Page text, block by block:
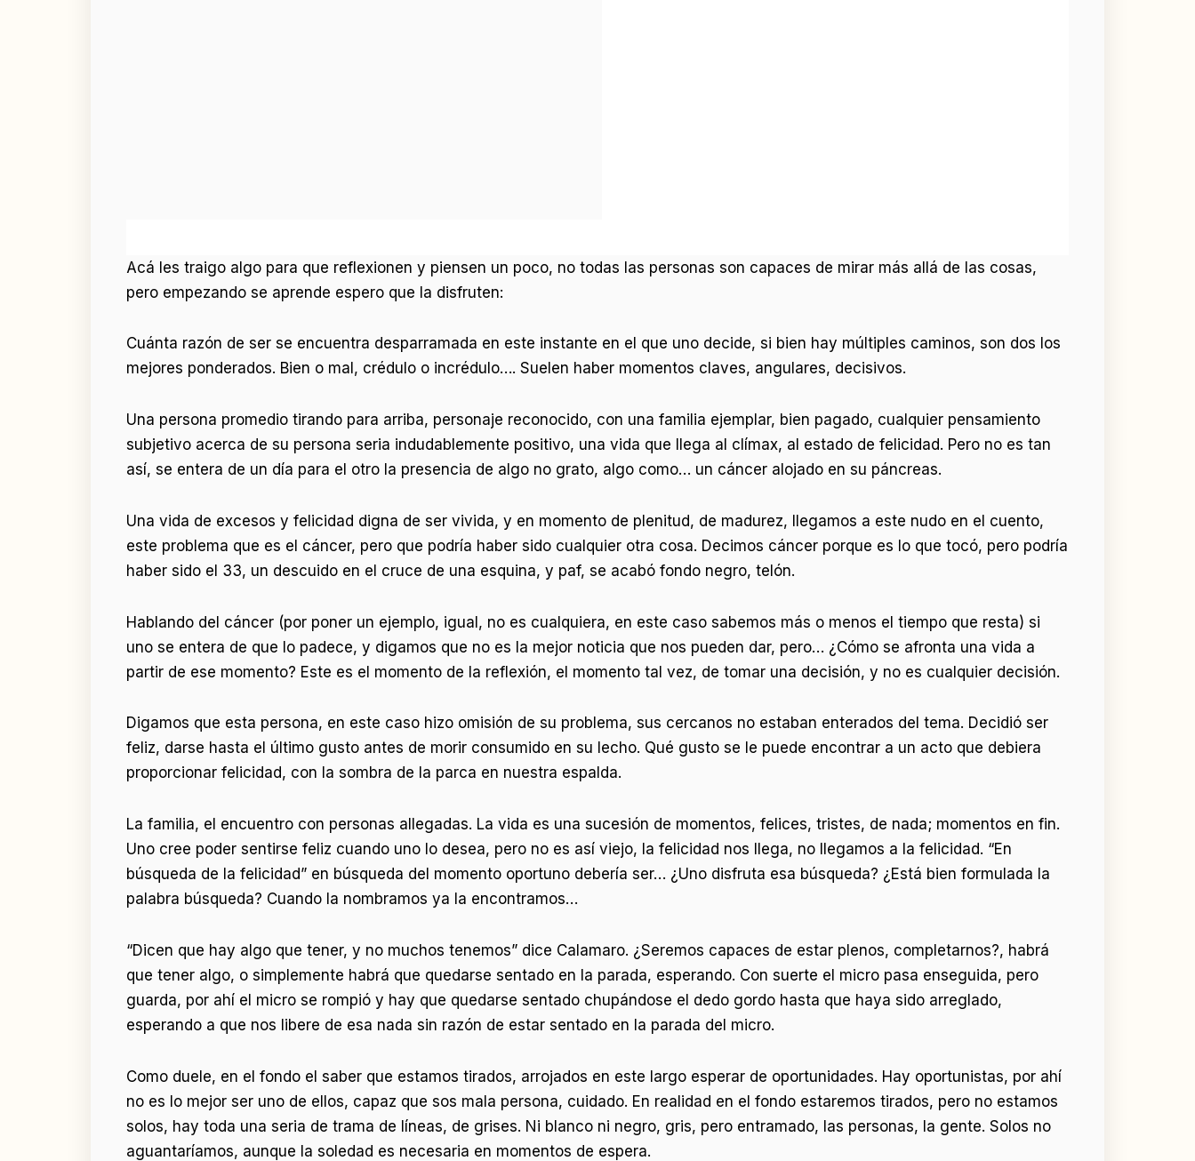
Acá les traigo algo para que reflexionen y piensen un poco, no todas las personas son capaces de mirar más allá de las cosas,
pero empezando se aprende espero que la disfruten:
Cuánta razón de ser se encuentra desparramada en este instante en el que uno decide, si bien hay múltiples caminos, son dos los
mejores ponderados. Bien o mal, crédulo o incrédulo…. Suelen haber momentos claves, angulares, decisivos.
Una persona promedio tirando para arriba, personaje reconocido, con una familia ejemplar, bien pagado, cualquier pensamiento
subjetivo acerca de su persona seria indudablemente positivo, una vida que llega al clímax, al estado de felicidad. Pero no es tan
así, se entera de un día para el otro la presencia de algo no grato, algo como… un cáncer alojado en su páncreas.
Una vida de excesos y felicidad digna de ser vivida, y en momento de plenitud, de madurez, llegamos a este nudo en el cuento,
este problema que es el cáncer, pero que podría haber sido cualquier otra cosa. Decimos cáncer porque es lo que tocó, pero podría
haber sido el 33, un descuido en el cruce de una esquina, y paf, se acabó fondo negro, telón.
Hablando del cáncer (por poner un ejemplo, igual, no es cualquiera, en este caso sabemos más o menos el tiempo que resta) si
uno se entera de que lo padece, y digamos que no es la mejor noticia que nos pueden dar, pero… ¿Cómo se afronta una vida a
partir de ese momento? Este es el momento de la reflexión, el momento tal vez, de tomar una decisión, y no es cualquier decisión.
Digamos que esta persona, en este caso hizo omisión de su problema, sus cercanos no estaban enterados del tema. Decidió ser
feliz, darse hasta el último gusto antes de morir consumido en su lecho. Qué gusto se le puede encontrar a un acto que debiera
proporcionar felicidad, con la sombra de la parca en nuestra espalda.
La familia, el encuentro con personas allegadas. La vida es una sucesión de momentos, felices, tristes, de nada; momentos en fin.
Uno cree poder sentirse feliz cuando uno lo desea, pero no es así viejo, la felicidad nos llega, no llegamos a la felicidad. “En
búsqueda de la felicidad” en búsqueda del momento oportuno debería ser… ¿Uno disfruta esa búsqueda? ¿Está bien formulada la
palabra búsqueda? Cuando la nombramos ya la encontramos…
“Dicen que hay algo que tener, y no muchos tenemos” dice Calamaro. ¿Seremos capaces de estar plenos, completarnos?, habrá
que tener algo, o simplemente habrá que quedarse sentado en la parada, esperando. Con suerte el micro pasa enseguida, pero
guarda, por ahí el micro se rompió y hay que quedarse sentado chupándose el dedo gordo hasta que haya sido arreglado,
esperando a que nos libere de esa nada sin razón de estar sentado en la parada del micro.
Como duele, en el fondo el saber que estamos tirados, arrojados en este largo esperar de oportunidades. Hay oportunistas, por ahí
no es lo mejor ser uno de ellos, capaz que sos mala persona, cuidado. En realidad en el fondo estaremos tirados, pero no estamos
solos, hay toda una seria de trama de líneas, de grises. Ni blanco ni negro, gris, pero entramado, las personas, la gente. Solos no
aguantaríamos, aunque la soledad es necesaria en momentos de espera.